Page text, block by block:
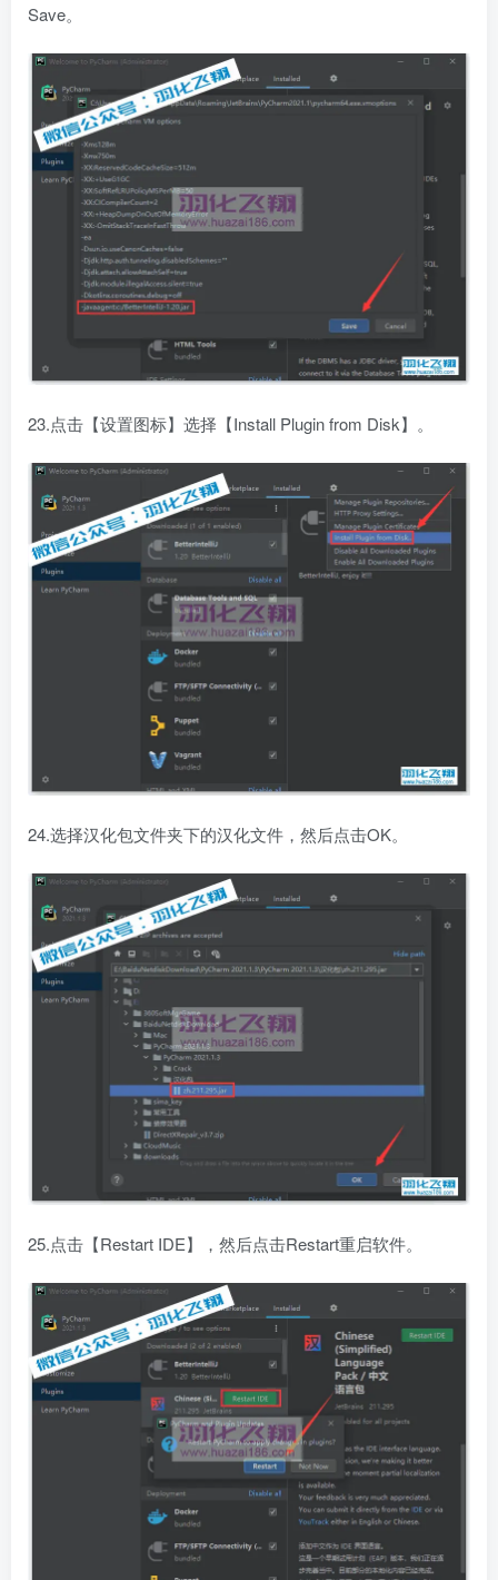
Save。
23.点击【设置图标】选择【Install Plugin from Disk】。
24.选择汉化包文件夹下的汉化文件，然后点击OK。
25.点击【Restart IDE】，然后点击Restart重启软件。